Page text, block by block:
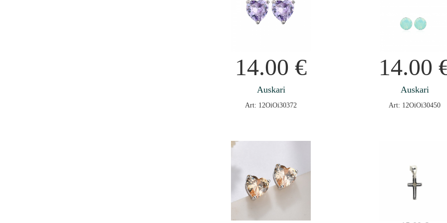
14.00€
Auskari
Art: 12OiOi30372
14.00
Auskari
Art: 12OiOi30450